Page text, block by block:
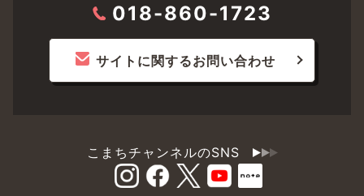
018-860-1723
サイトに関するお問い合わせ
こまちチャンネルのSNS